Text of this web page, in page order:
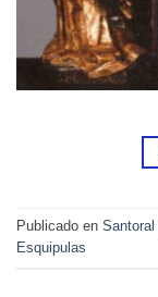
Publicado en Santoral
Esquipulas